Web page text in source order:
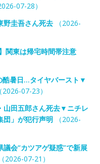
07-28）
圭吾さん死去（2026-
関東は帰宅時間帯注意
暑日…タイヤバースト▼
07-23）
田五郎さん死去▼ニチレ
団」が犯行声明（2026-
会“カツアゲ疑惑”で新展
2026-07-21）